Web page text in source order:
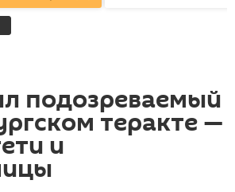
подозреваемый
теракте —
и